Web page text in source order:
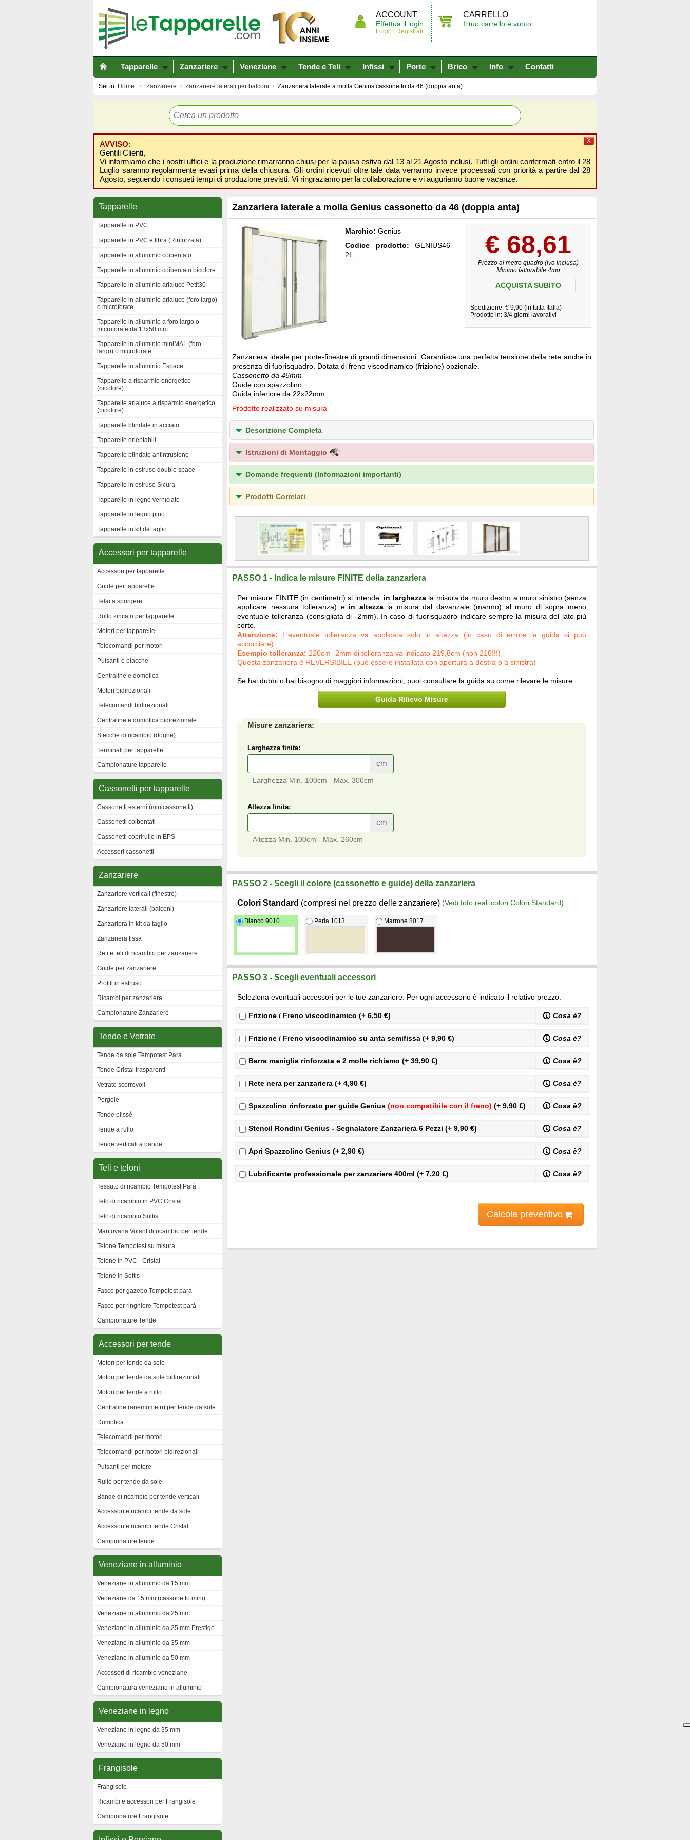
ACCOUNT
Effettua il login
Login | Registrati
CARRELLO
Il tuo carrello è vuoto
Tapparelle Zanzariere Veneziane Tende e Teli Infissi Porte Brico Info Contatti
Sei in: Home Zanzariere Zanzariere laterali per balconi Zanzariera laterale a molla Genius cassonetto da 46 (doppia anta)
AVVISO:
Gentili Clienti,
Vi informiamo che i nostri uffici e la produzione rimarranno chiusi per la pausa estiva dal 13 al 21 Agosto inclusi. Tutti gli ordini confermati entro il 28
Luglio saranno regolarmente evasi prima della chiusura. Gli ordini ricevuti oltre tale data verranno invece processati con priorità a partire dal 28
Agosto, seguendo i consueti tempi di produzione previsti. Vi ringraziamo per la collaborazione e vi auguriamo buone vacanze.
X
Tapparelle
Tapparelle in PVC
Tapparelle in PVC e fibra (Rinforzata)
Tapparelle in alluminio coibentato
Tapparelle in alluminio coibentato bicolore
Tapparelle in alluminio arialuce Petit30
Tapparelle in alluminio arialuce (foro largo)
o microforate
Tapparelle in alluminio a foro largo o
microforate da 13x50 mm
Tapparelle in alluminio miniMAL (foro
largo) o microforate
Tapparelle in alluminio Espace
Tapparelle a risparmio energetico
(bicolore)
Tapparelle arialuce a risparmio energetico
(bicolore)
Tapparelle blindate in acciaio
Tapparelle orientabili
Tapparelle blindate antintrusione
Tapparelle in estruso double space
Tapparelle in estruso Sicura
Tapparelle in legno verniciate
Tapparelle in legno pino
Tapparelle in kit da taglio
Accessori per tapparelle
Accessori per tapparelle
Guide per tapparelle
Telai a sporgere
Rullo zincato per tapparelle
Motori per tapparelle
Telecomandi per motori
Pulsanti e placche
Centraline e domotica
Motori bidirezionali
Telecomandi bidirezionali
Centraline e domotica bidirezionale
Stecche di ricambio (doghe)
Terminali per tapparelle
Campionature tapparelle
Cassonetti per tapparelle
Cassonetti esterni (minicassonetti)
Cassonetti coibentati
Cassonetti coprirullo in EPS
Accessori cassonetti
Zanzariere
Zanzariere verticali (finestre)
Zanzariere laterali (balconi)
Zanzariera in kit da taglio
Zanzariera fissa
Reti e teli di ricambio per zanzariere
Guide per zanzariere
Profili in estruso
Ricambi per zanzariere
Campionature Zanzariere
Tende e Vetrate
Tende da sole Tempotest Parà
Tende Cristal trasparenti
Vetrate scorrevoli
Pergole
Tende plissè
Tende a rullo
Tende verticali a bande
Teli e teloni
Tessuto di ricambio Tempotest Parà
Telo di ricambio in PVC Cristal
Telo di ricambio Soltis
Mantovana Volant di ricambio per tende
Telone Tempotest su misura
Telone in PVC - Cristal
Telone in Soltis
Fasce per gazebo Tempotest parà
Fasce per ringhiere Tempotest parà
Campionature Tende
Accessori per tende
Motori per tende da sole
Motori per tende da sole bidirezionali
Motori per tende a rullo
Centraline (anemometri) per tende da sole
Domotica
Telecomandi per motori
Telecomandi per motori bidirezionali
Pulsanti per motore
Rullo per tende da sole
Bande di ricambio per tende verticali
Accessori e ricambi tende da sole
Accessori e ricambi tende Cristal
Campionature tende
Veneziane in alluminio
Veneziane in alluminio da 15 mm
Veneziane da 15 mm (cassonetto mini)
Veneziane in alluminio da 25 mm
Veneziane in alluminio da 25 mm Prestige
Veneziane in alluminio da 35 mm
Veneziane in alluminio da 50 mm
Accessori di ricambio veneziane
Campionatura veneziane in alluminio
Veneziane in legno
Veneziane in legno da 35 mm
Veneziane in legno da 50 mm
Frangisole
Frangisole
Ricambi e accessori per Frangisole
Campionature Frangisole
Zanzariera laterale a molla Genius cassonetto da 46 (doppia anta)
Marchio: Genius
Codice prodotto:
GENIUS46-
2L
€ 68,61
Prezzo al metro quadro (iva inclusa)
Minimo fatturabile 4mq
ACQUISTA SUBITO
Spedizione: € 9,90 (in tutta Italia)
Prodotto in: 3/4 giorni lavorativi
Zanzariera ideale per porte-finestre di grandi dimensioni. Garantisce una perfetta tensione della rete anche in
presenza di fuorisquadro. Dotata di freno viscodinamico (frizione) opzionale.
Cassonetto da 46mm
Guide con spazzolino
Guida inferiore da 22x22mm
Prodotto realizzato su misura
Descrizione Completa
Istruzioni di Montaggio
Domande frequenti (Informazioni importanti)
Prodotti Correlati
PASSO 1 - Indica le misure FINITE della zanzariera
Per misure FINITE (in centimetri) si intende: in larghezzala misura da muro destro a muro sinistro (senza
applicare nessuna tolleranza) e in altezzala misura dal davanzale (marmo) al muro di sopra meno
eventuale tolleranza (consigliata di -2mm). In caso di fuorisquadro indicare sempre la misura del lato più
corto.
Attenzione: L'eventuale tolleranza va applicata solo in altezza (in caso di errore la guida si può
accorciare).
Esempio tolleranza: 220cm -2mm di tolleranza va indicato 219,8cm (non 218!!!)
Questa zanzariera è REVERSIBILE (può essere installata con apertura a destra o a sinistra)
Se hai dubbi o hai bisogno di maggiori informazioni, puoi consultare la guida su come rilevare le misure
Guida Rilievo Misure
Misure zanzariera:
Larghezza finita:
cm
Larghezza Min. 100cm - Max. 300cm
Altezza finita:
cm
Altezza Min. 100cm - Max. 260cm
PASSO 2 - Scegli il colore (cassonetto e guide) della zanzariera
Colori Standard (compresi nel prezzo delle zanzariere) (Vedi foto reali colori Colori Standard)
Bianco 9010 Perla 1013 Marrone 8017
PASSO 3 - Scegli eventuali accessori
Seleziona eventuali accessori per le tue zanzariere. Per ogni accessorio è indicato il relativo prezzo.
Frizione / Freno viscodinamico (+ 6,50 €) Cosa è?
Frizione / Freno viscodinamico su anta semifissa (+ 9,90 €) Cosa è?
Barra maniglia rinforzata e 2 molle richiamo (+ 39,90 €) Cosa è?
Rete nera per zanzariera (+ 4,90 €) Cosa è?
Spazzolino rinforzato per guide Genius (non compatibile con il freno) (+ 9,90 €) Cosa è?
Stencil Rondini Genius - Segnalatore Zanzariera 6 Pezzi (+ 9,90 €) Cosa è?
Apri Spazzolino Genius (+ 2,90 €) Cosa è?
Lubrificante professionale per zanzariere 400ml (+ 7,20 €) Cosa è?
Calcola preventivo